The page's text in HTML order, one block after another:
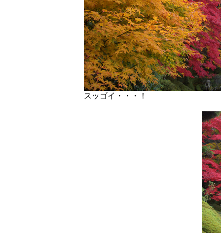
スッゴイ・・・！